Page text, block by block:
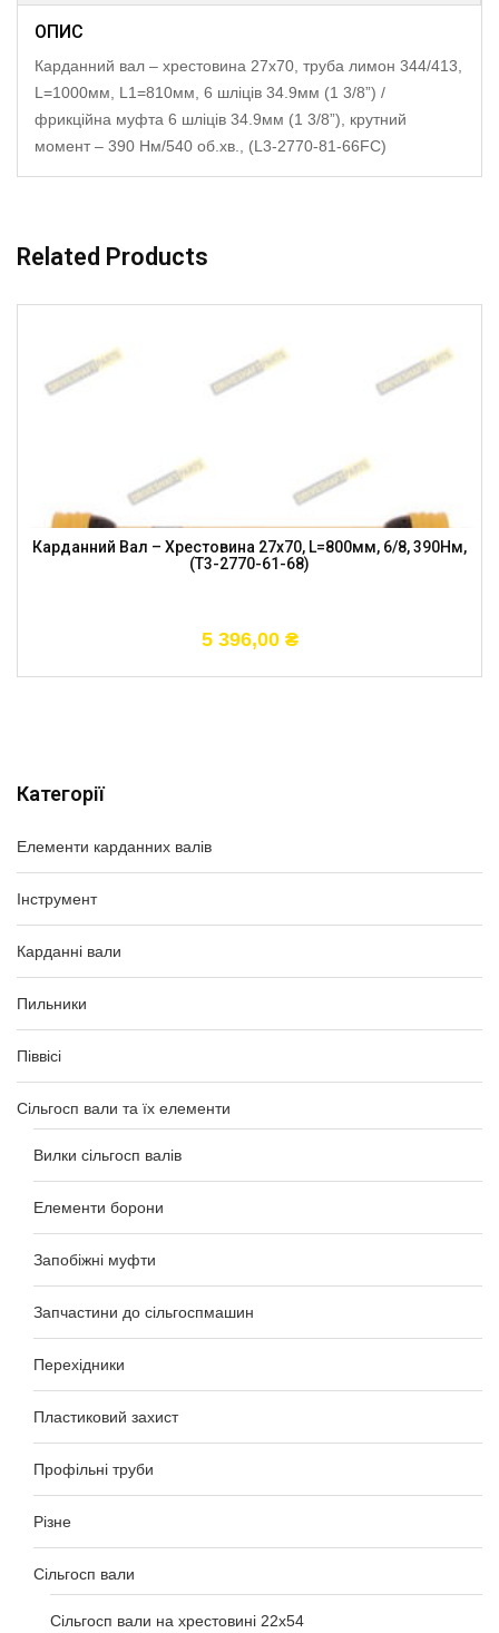
Категорії
Елементи карданних валів
Інструмент
Карданні вали
Пильники
Піввісі
Сільгосп вали та їх елементи
Вилки сільгосп валів
Елементи борони
Запобіжні муфти
Запчастини до сільгоспмашин
Перехідники
Пластиковий захист
Профільні труби
Різне
Сільгосп вали
Сільгосп вали на хрестовині 22х54
ОПИС
Карданний вал – хрестовина 27х70, труба лимон 344/413,
L=1000мм, L1=810мм, 6 шліців 34.9мм (1 3/8”) /
фрикційна муфта 6 шліців 34.9мм (1 3/8”), крутний
момент – 390 Нм/540 об.хв., (L3-2770-81-66FC)
Related Products
Карданний Вал – Хрестовина 27х70, L=800мм, 6/8, 390Нм,
(T3-2770-61-68)
5 396,00 ₴